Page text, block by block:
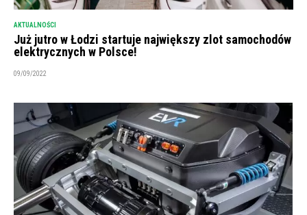
AKTUALNOŚCI
Już jutro w Łodzi startuje największy zlot samochodów
elektrycznych w Polsce!
09/09/2022